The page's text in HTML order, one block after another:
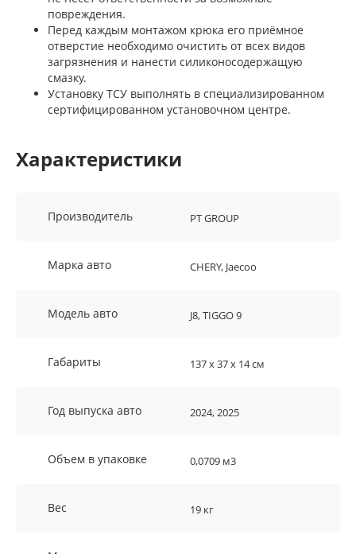
повреждения.
Перед каждым монтажом крюка его приёмное
отверстие необходимо очистить от всех видов
загрязнения и нанести силиконосодержащую
смазку.
Установку ТСУ выполнять в специализированном
сертифицированном установочном центре.
Характеристики
Производитель PT GROUP
Марка авто CHERY, Jaecoo
Модель авто J8, TIGGO 9
Габариты 137 х 37 х 14 см
Год выпуска авто 2024, 2025
Объем в упаковке 0,0709 м3
Вес 19 кг